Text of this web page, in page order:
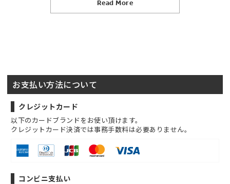
Read More
お支払い方法について
クレジットカード
以下のカードブランドをお使い頂けます。
クレジットカード決済では事務手数料は必要ありません。
コンビニ支払い